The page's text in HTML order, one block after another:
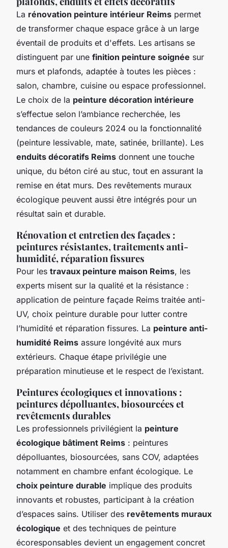
La rénovation peinture intérieur Reims permet
de transformer chaque espace grâce à un large
éventail de produits et d'effets. Les artisans se
distinguent par une finition peinture soignée sur
murs et plafonds, adaptée à toutes les pièces :
salon, chambre, cuisine ou espace professionnel.
Le choix de la peinture décoration intérieure
s’effectue selon l’ambiance recherchée, les
tendances de couleurs 2024 ou la fonctionnalité
(peinture lessivable, mate, satinée, brillante). Les
enduits décoratifs Reims donnent une touche
unique, du béton ciré au stuc, tout en assurant la
remise en état murs. Des revêtements muraux
écologique peuvent aussi être intégrés pour un
résultat sain et durable.
Rénovation et entretien des façades :
peintures résistantes, traitements anti-
humidité, réparation fissures
Pour les travaux peinture maison Reims, les
experts misent sur la qualité et la résistance :
application de peinture façade Reims traitée anti-
UV, choix peinture durable pour lutter contre
l’humidité et réparation fissures. La peinture anti-
humidité Reims assure longévité aux murs
extérieurs. Chaque étape privilégie une
préparation minutieuse et le respect de l’existant.
Peintures écologiques et innovations :
peintures dépolluantes, biosourcées et
revêtements durables
Les professionnels privilégient la peinture
écologique bâtiment Reims : peintures
dépolluantes, biosourcées, sans COV, adaptées
notamment en chambre enfant écologique. Le
choix peinture durable implique des produits
innovants et robustes, participant à la création
d’espaces sains. Utiliser des revêtements muraux
écologique et des techniques de peinture
écoresponsables devient un engagement concret